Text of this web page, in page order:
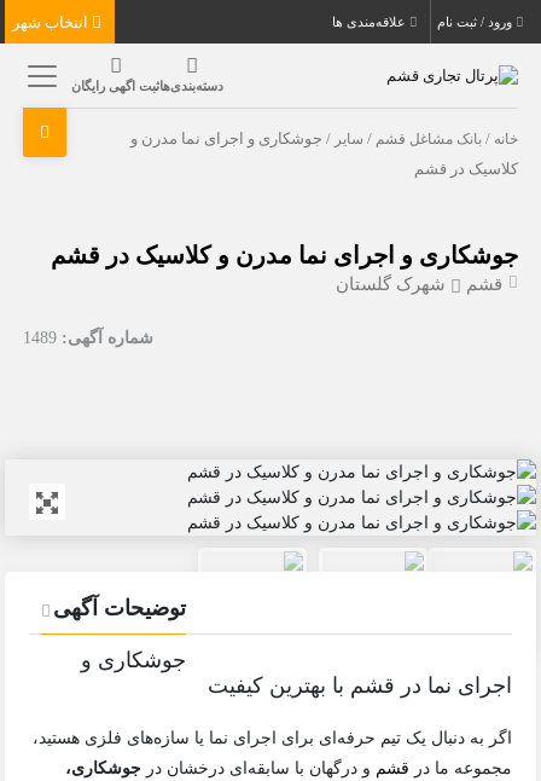
ورود / ثبت نام علاقه‌مندی ها
دسته‌بندی‌هاثبت اگهی رایگان
خانه /بانک مشاغل قشم / سایر / جوشکاری و اجرای نما مدرن و
کلاسیک در قشم
جوشکاری و اجرای نما مدرن و کلاسیک در قشم
قشم شهرک گلستان
شماره آگهی: 1489
توضیحات آگهی
جوشکاری و
اجرای نما در قشم با بهترین کیفیت
اگر به دنبال یک تیم حرفه‌ای برای اجرای نما یا سازه‌های فلزی هستید،
مجموعه ما در قشم و درگهان با سابقه‌ای درخشان درجوشکاری،